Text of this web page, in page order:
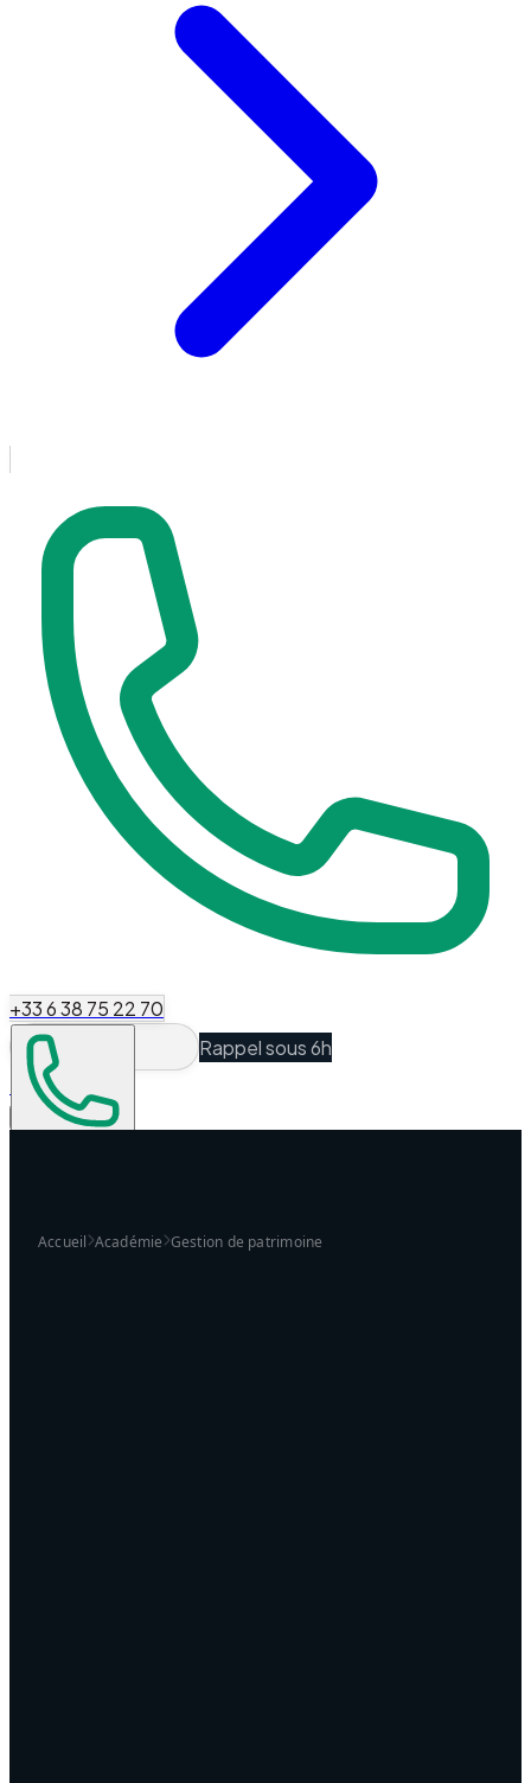
+33 6 38 75 22 70
Rappel sous 6h
Espace Client
Accueil Académie Gestion de patrimoine